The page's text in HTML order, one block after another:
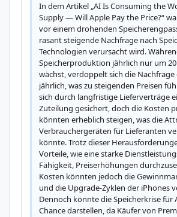
In dem Artikel „AI Is Consuming the
Supply — Will Apple Pay the Price?“
vor einem drohenden
rasant steigende Nachfrage nach
Technologien verursacht wird.
Speicherproduktion jährlich nur um
wächst, verdoppelt sich die Nachfrage
jährlich, was zu steigenden Preisen
sich durch langfristige Lieferverträge
Zuteilung gesichert, doch die Kosten
könnten erheblich steigen, was die
Verbrauchergeräten für Lieferanten
könnte. Trotz dieser
Vorteile, wie eine starke
Fähigkeit, Preiserhöhungen
Kosten könnten jedoch die
und die Upgrade-Zyklen der iPhones
Dennoch könnte die Speicherkrise für
Chance darstellen, da Käufer von